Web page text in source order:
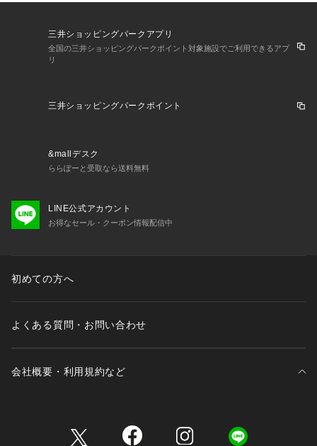
三井ショッピングパークアプリ
全国の三井ショッピングパークポイント対象施設でご利用できるアプ
リ
三井ショッピングパークポイント
&mallデスク
ららぽーと受取なら送料無料
LINE公式アカウント
お得なセール・クーポン情報配信中
初めての方へ
よくある質問・お問い合わせ
会社概要・利用規約など